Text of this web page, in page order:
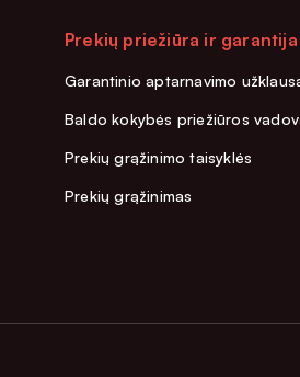
Prekių priežiūra ir garantija
Garantinio aptarnavimo
Baldo kokybės priežiūros
Prekių grąžinimo taisyklės
Prekių grąžinimas